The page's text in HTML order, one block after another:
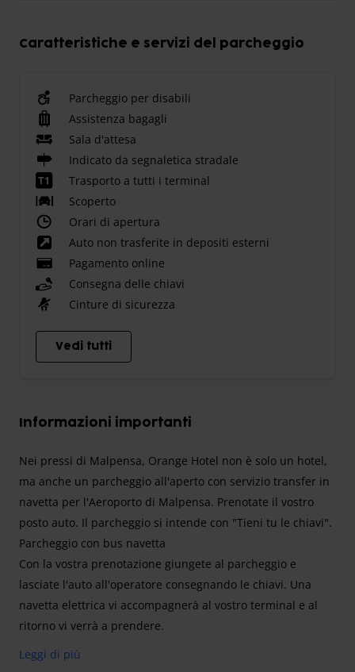
Caratteristiche e servizi del parcheggio
Parcheggio per disabili
Assistenza bagagli
Sala d'attesa
Indicato da segnaletica stradale
Trasporto a tutti i terminal
Scoperto
Orari di apertura
Auto non trasferite in depositi esterni
Pagamento online
Consegna delle chiavi
Cinture di sicurezza
Vedi tutti
Informazioni importanti
Nei pressi di Malpensa, Orange Hotel non è solo un hotel,
ma anche un parcheggio all'aperto con servizio transfer in
navetta per l'Aeroporto di Malpensa. Prenotate il vostro
posto auto. Il parcheggio si intende con "Tieni tu le chiavi".
Parcheggio con bus navetta
Con la vostra prenotazione giungete al parcheggio e
lasciate l'auto all'operatore consegnando le chiavi. Una
navetta elettrica vi accompagnerà al vostro terminal e al
ritorno vi verrà a prendere.
Leggi di più